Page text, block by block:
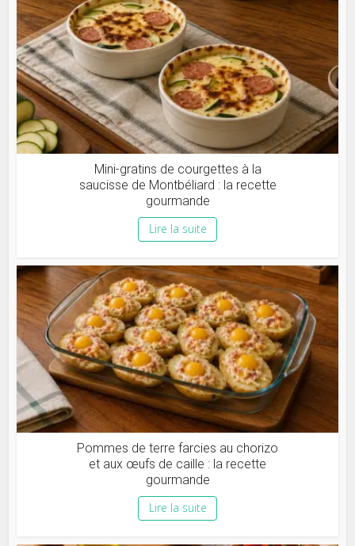
Mini-gratins de courgettes à la
saucisse de Montbéliard : la recette
gourmande
Lire la suite
Pommes de terre farcies au chorizo
et aux œufs de caille : la recette
gourmande
Lire la suite